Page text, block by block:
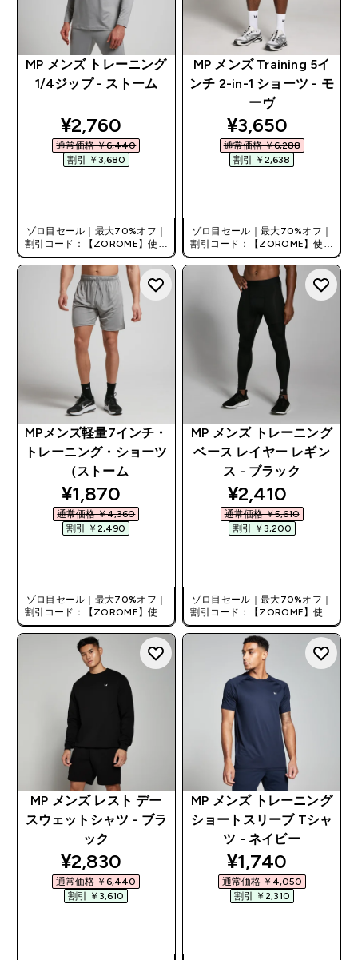
MP メンズ トレーニング
1/4ジップ - ストーム
discounted price
¥2,760‎
通常価格 ￥6,440‎
割引 ￥3,680‎
ゾロ目セール｜最大70%オフ｜
割引コード：【ZOROME】使用
で追加10%オフ！
MP メンズ Training 5イ
ンチ 2-in-1 ショーツ - モ
ーヴ
discounted
¥3,650‎
通常価格 ￥6,288‎
割引 ￥2,638‎
ゾロ目セール｜最大70%オフ｜
割引コード：【ZOROME】使用
で追加10%オフ！
MPメンズ軽量7インチ・
トレーニング・ショーツ
（ストーム
discounted price
¥1,870‎
通常価格 ￥4,360‎
割引 ￥2,490‎
ゾロ目セール｜最大70%オフ｜
割引コード：【ZOROME】使用
で追加10%オフ！
MP メンズ トレーニング
ベース レイヤー レギン
ス - ブラック
discounted
¥2,410‎
通常価格 ￥5,610‎
割引 ￥3,200‎
ゾロ目セール｜最大70%オフ｜
割引コード：【ZOROME】使用
で追加10%オフ！
MP メンズ レスト デー
スウェットシャツ - ブラ
ック
discounted price
¥2,830‎
通常価格 ￥6,440‎
割引 ￥3,610‎
MP メンズ トレーニング
ショートスリーブ Tシャ
ツ - ネイビー
discounted
¥1,740‎
通常価格 ￥4,050‎
割引 ￥2,310‎